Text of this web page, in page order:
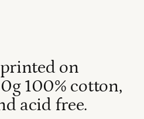
on
100% cotton,
acid free.